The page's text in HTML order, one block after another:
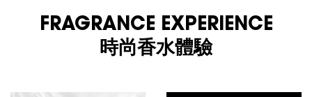
FRAGRANCE EXPERIENCE
時尚香水體驗